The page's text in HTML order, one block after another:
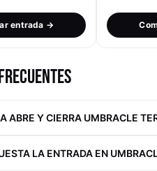
entrada →
ABRE Y CIERRA UMBRACLE
LA ENTRADA EN